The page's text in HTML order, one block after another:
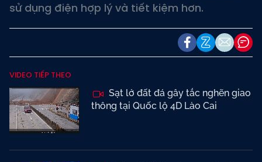
sử dụng điện hợp lý và tiết kiệm hơn.
VIDEO TIẾP THEO
Sạt lở đất đá gây tắc nghẽn giao
thông tại Quốc lộ 4D Lào Cai